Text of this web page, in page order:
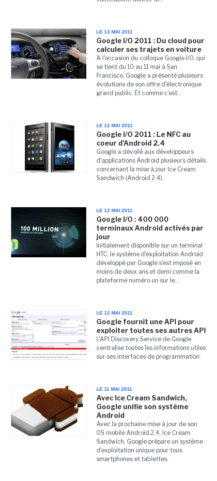
LE 13 MAI 2011
Google I/O 2011 : Du cloud pour
calculer ses trajets en voiture
A l'occasion du colloque Google I/O, qui
se tient du 10 au 11 mai à San
Francisco, Google a présenté plusieurs
évolutions de son offre d'électronique
grand public. Et comme c'est...
LE 12 MAI 2011
Google I/O 2011 : Le NFC au
coeur d'Android 2.4
Google a dévoilé aux développeurs
d'applications Android plusieurs détails
concernant la mise à jour Ice Cream
Sandwich (Android 2.4).
LE 12 MAI 2011
Google I/O : 400 000
terminaux Android activés par
jour
Initialement disponible sur un terminal
HTC, le système d'exploitation Android
développé par Google s'est imposé en
moins de deux ans et demi comme la
plateforme numéro un sur le...
LE 12 MAI 2011
Google fournit une API pour
exploiter toutes ses autres API
L'API Discovery Service de Google
centralise toutes les informations utiles
sur ses interfaces de programmation.
LE 11 MAI 2011
Avec Ice Cream Sandwich,
Google unifie son système
Android
Avec la prochaine mise à jour de son
OS mobile Android 2.4, Ice Cream
Sandwich, Google prépare un système
d'exploitation unique pour tous
smartphones et tablettes.